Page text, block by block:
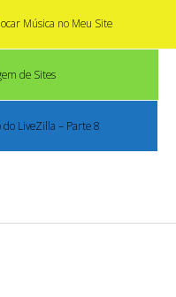
Música no Meu Site
de Sites
do LiveZilla – Parte 8